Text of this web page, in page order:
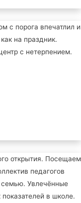
с порога впечатлил и
на праздник.
с нетерпением.
открытия. Посещаем
педагогов
Увлечённые
в школе.